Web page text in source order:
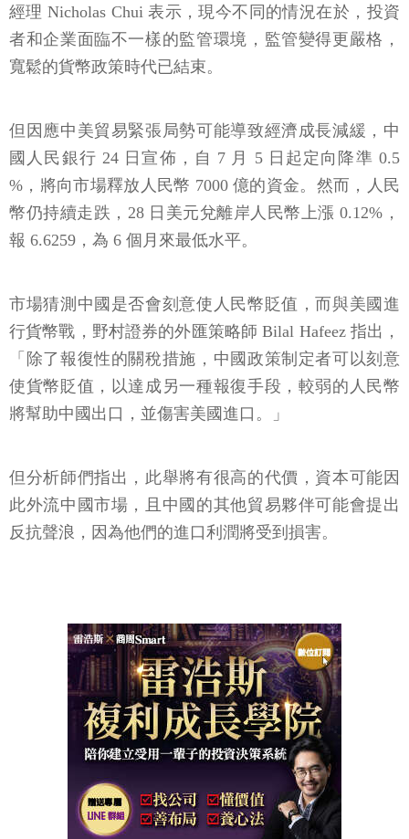
經理 Nicholas Chui 表示，現今不同的情況在於，投資
者和企業面臨不一樣的監管環境，監管變得更嚴格，
寬鬆的貨幣政策時代已結束。
但因應中美貿易緊張局勢可能導致經濟成長減緩，中
國人民銀行 24 日宣佈，自 7 月 5 日起定向降準 0.5
%，將向市場釋放人民幣 7000 億的資金。然而，人民
幣仍持續走跌，28 日美元兌離岸人民幣上漲 0.12%，
報 6.6259，為 6 個月來最低水平。
市場猜測中國是否會刻意使人民幣貶值，而與美國進
行貨幣戰，野村證券的外匯策略師 Bilal Hafeez 指出，
「除了報復性的關稅措施，中國政策制定者可以刻意
使貨幣貶值，以達成另一種報復手段，較弱的人民幣
將幫助中國出口，並傷害美國進口。」
但分析師們指出，此舉將有很高的代價，資本可能因
此外流中國市場，且中國的其他貿易夥伴可能會提出
反抗聲浪，因為他們的進口利潤將受到損害。